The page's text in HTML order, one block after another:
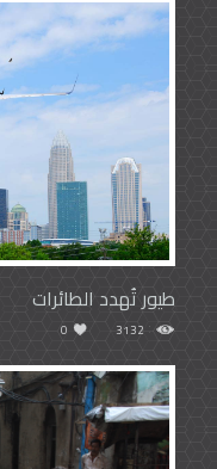
طيور تُهدد الطائرات
3132
0